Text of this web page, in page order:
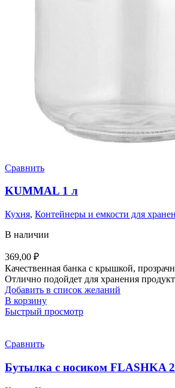
Сравнить
KUMMAL 1 л
Кухня, Контейнеры и емкости для
В наличии
369,00 ₽
Качественная банка с крышкой,
Отлично подойдет для хранения
Добавить в список желаний
В корзину
Быстрый просмотр
Сравнить
Бутылка с носиком FLASHKA